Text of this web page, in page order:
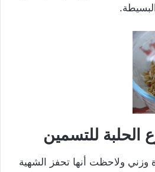
الحلبة للتسمين
وزني ولاحظت أنها تحفز الشهية